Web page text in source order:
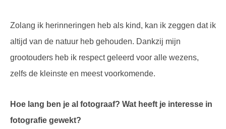
Zolang ik herinneringen heb als kind, kan ik zeggen dat ik
altijd van de natuur heb gehouden. Dankzij mijn
grootouders heb ik respect geleerd voor alle wezens,
zelfs de kleinste en meest voorkomende.
Hoe lang ben je al fotograaf? Wat heeft je interesse in
fotografie gewekt?